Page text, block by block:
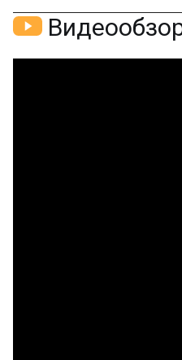
Подробные условия всех